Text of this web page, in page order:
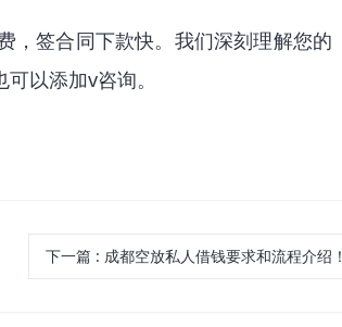
，签合同下款快。我们深刻理解您的
以添加v咨询。
下一篇 : 成都空放私人借钱要求和流程介绍！